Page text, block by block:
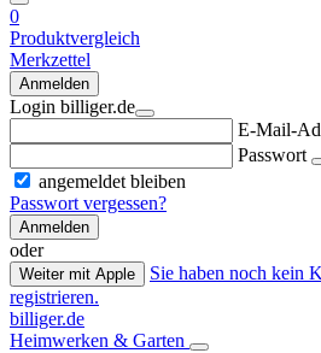
0
Produktvergleich
Merkzettel
Anmelden
Login billiger.de
E-Mail-
Passwort
angemeldet bleiben
Passwort vergessen?
Anmelden
oder
Weiter mit Apple
Sie haben noch kein
registrieren.
billiger.de
Heimwerken & Garten